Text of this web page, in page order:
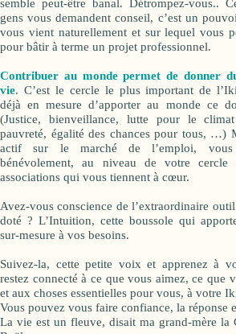
semble peut-être banal. Détrompez-vous..
gens vous demandent conseil, c’est un
vous vient naturellement et sur lequel vous
pour bâtir à terme un projet professionnel.
Contribuer au monde permet de donner
vie. C’est le cercle le plus important de
déjà en mesure d’apporter au monde ce
(Justice, bienveillance, lutte pour le
pauvreté, égalité des chances pour tous, …)
actif sur le marché de l’emploi,
bénévolement, au niveau de votre cercle
associations qui vous tiennent à cœur.
Avez-vous conscience de l’extraordinaire
doté ? L’Intuition, cette boussole qui
sur-mesure à vos besoins.
Suivez-la, cette petite voix et apprenez à
restez connecté à ce que vous aimez, ce que
et aux choses essentielles pour vous, à votre
Vous pouvez vous faire confiance, la réponse
La vie est un fleuve, disait ma grand-mère la